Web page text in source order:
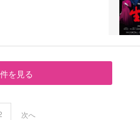
を見る
次へ